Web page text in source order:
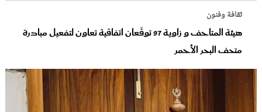
ثقافة وفنون
هيئة المتاحف و زاوية 97 توقّعان اتفاقية تعاون لتفعيل مبادرة
متحف البحر الأحمر